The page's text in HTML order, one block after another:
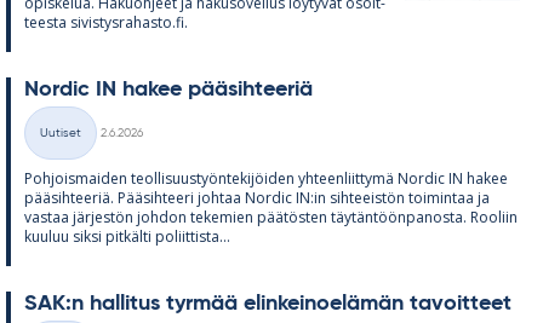
teesta si­vis­tys­ra­hasto.fi.
Nor­dic IN ha­kee pää­sih­tee­riä
Kategoriat
Uutiset
2.6.2026
Poh­jois­mai­den teol­li­suus­työn­te­ki­jöi­den yh­teen­liit­tymä Nor­dic IN ha­kee
pää­sih­tee­riä. Pää­sih­teeri joh­taa Nor­dic IN:in sih­tee­is­tön toi­min­taa ja
vas­taa jär­jes­tön joh­don te­ke­mien pää­tös­ten täy­tän­töön­pa­nosta. Roo­liin
kuu­luu siksi pit­kälti po­liit­tista...
SAK:n hal­li­tus tyr­mää elin­kei­noe­lä­män ta­voit­teet